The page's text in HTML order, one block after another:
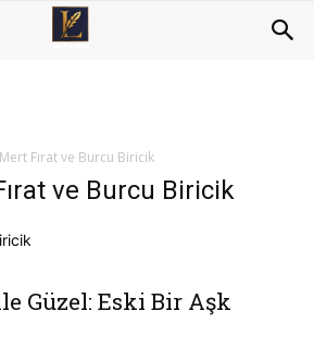
Mert Fırat ve Burcu Biricik
ve Burcu Biricik
Güzel: Eski Bir Aşk